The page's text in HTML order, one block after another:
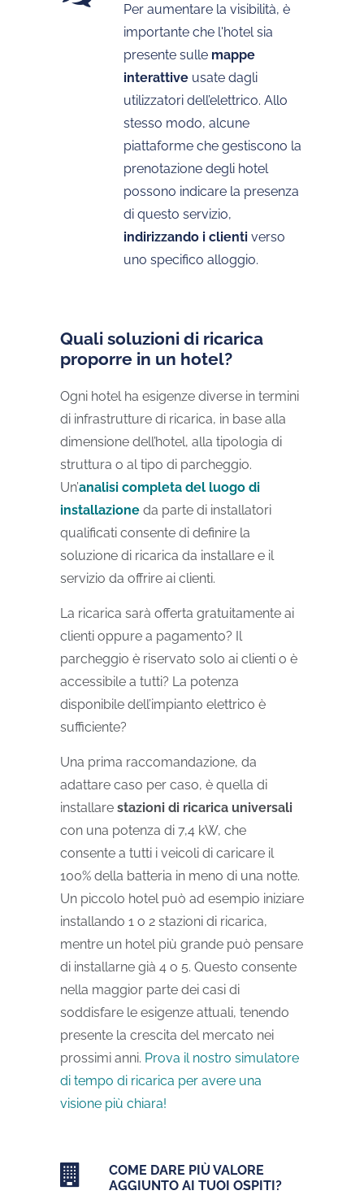
Per aumentare la visibilità, è
importante che l'hotel sia
presente sulle mappe
interattive usate dagli
utilizzatori dell’elettrico. Allo
stesso modo, alcune
piattaforme che gestiscono la
prenotazione degli hotel
possono indicare la presenza
di questo servizio,
indirizzando i clienti verso
uno specifico alloggio.
Quali soluzioni di ricarica
proporre in un hotel?
Ogni hotel ha esigenze diverse in termini
di infrastrutture di ricarica, in base alla
dimensione dell’hotel, alla tipologia di
struttura o al tipo di parcheggio.
Un’analisi completa del luogo di
installazione da parte di installatori
qualificati consente di definire la
soluzione di ricarica da installare e il
servizio da offrire ai clienti.
La ricarica sarà offerta gratuitamente ai
clienti oppure a pagamento? Il
parcheggio è riservato solo ai clienti o è
accessibile a tutti? La potenza
disponibile dell’impianto elettrico è
sufficiente?
Una prima raccomandazione, da
adattare caso per caso, è quella di
installare stazioni di ricarica universali
con una potenza di 7,4 kW, che
consente a tutti i veicoli di caricare il
100% della batteria in meno di una notte.
Un piccolo hotel può ad esempio iniziare
installando 1 o 2 stazioni di ricarica,
mentre un hotel più grande può pensare
di installarne già 4 o 5. Questo consente
nella maggior parte dei casi di
soddisfare le esigenze attuali, tenendo
presente la crescita del mercato nei
prossimi anni. Prova il nostro simulatore
di tempo di ricarica per avere una
visione più chiara!
COME DARE PIÙ VALORE
AGGIUNTO AI TUOI OSPITI?